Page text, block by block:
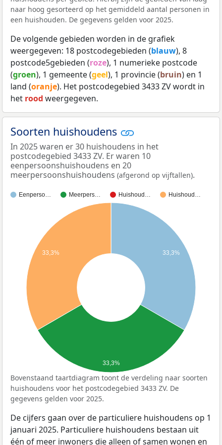
naar hoog gesorteerd op het gemiddeld aantal personen in
een huishouden. De gegevens gelden voor 2025.
De volgende gebieden worden in de grafiek
weergegeven: 18 postcodegebieden (blauw), 8
postcode5gebieden (roze), 1 numerieke postcode
(groen), 1 gemeente (geel), 1 provincie (bruin) en 1
land (oranje). Het postcodegebied 3433 ZV wordt in
het rood weergegeven.
Soorten huishoudens
In 2025 waren er 30 huishoudens in het
postcodegebied 3433 ZV. Er waren 10
eenpersoonshuishoudens en 20
meerpersoonshuishoudens (afgerond op vijftallen).
Eenperso… Meerpers… Huishoud… Huishoud…
33,3%
33,3%
33,3%
Bovenstaand taartdiagram toont de verdeling naar soorten
huishoudens voor het postcodegebied 3433 ZV. De
gegevens gelden voor 2025.
De cijfers gaan over de particuliere huishoudens op 1
januari 2025. Particuliere huishoudens bestaan uit
één of meer inwoners die alleen of samen wonen en